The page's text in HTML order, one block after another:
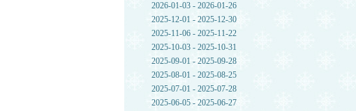
2026-01-03 - 2026-01-26
2025-12-01 - 2025-12-30
2025-11-06 - 2025-11-22
2025-10-03 - 2025-10-31
2025-09-01 - 2025-09-28
2025-08-01 - 2025-08-25
2025-07-01 - 2025-07-28
2025-06-05 - 2025-06-27